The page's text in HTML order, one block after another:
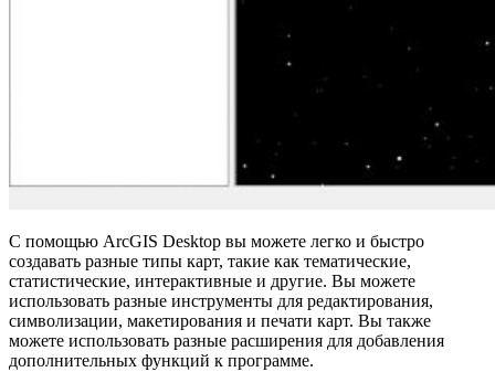
С помощью ArcGIS Desktop вы можете легко и быстро
создавать разные типы карт, такие как тематические,
статистические, интерактивные и другие. Вы можете
использовать разные инструменты для редактирования,
символизации, макетирования и печати карт. Вы также
можете использовать разные расширения для добавления
дополнительных функций к программе.